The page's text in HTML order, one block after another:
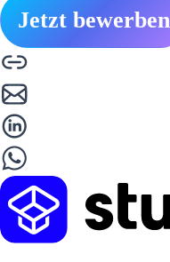
Jetzt bewerben